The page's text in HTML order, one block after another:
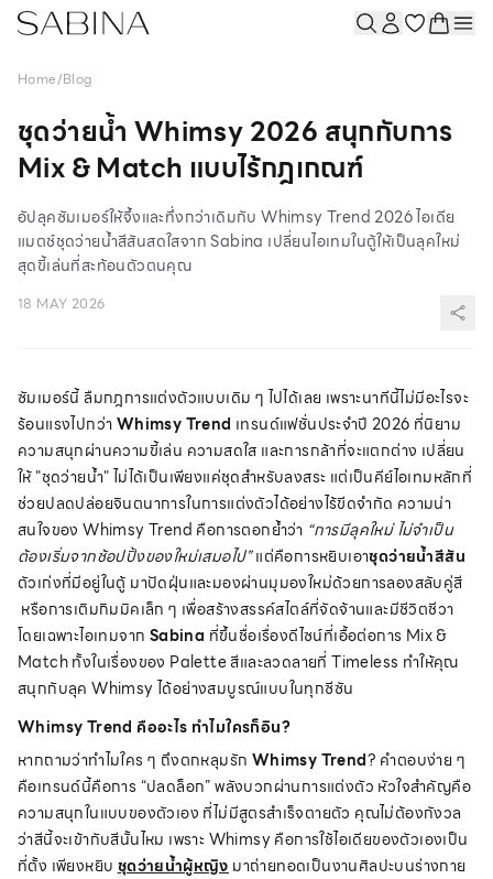
Home/Blog
ชุดว่ายน้ำ Whimsy 2026 สนุกกับการ
Mix & Match แบบไร้กฎเกณฑ์
อัปลุคซัมเมอร์ให้จึ้งและทึ่งกว่าเดิมกับ Whimsy Trend 2026 ไอเดีย
แมตช์ชุดว่ายน้ำสีสันสดใสจาก Sabina เปลี่ยนไอเทมในตู้ให้เป็นลุคใหม่
สุดขี้เล่นที่สะท้อนตัวตนคุณ
18 MAY 2026
ซัมเมอร์นี้ ลืมกฎการแต่งตัวแบบเดิม ๆ ไปได้เลย เพราะนาทีนี้ไม่มีอะไรจะ
ร้อนแรงไปกว่าWhimsy Trend เทรนด์แฟชั่นประจำปี 2026 ที่นิยาม
ความสนุกผ่านความขี้เล่น ความสดใส และการกล้าที่จะแตกต่าง เปลี่ยน
ให้ "ชุดว่ายน้ำ" ไม่ได้เป็นเพียงแค่ชุดสำหรับลงสระ แต่เป็นคีย์ไอเทมหลักที่
ช่วยปลดปล่อยจินตนาการในการแต่งตัวได้อย่างไร้ขีดจำกัด ความน่า
สนใจของ Whimsy Trend คือการตอกย้ำว่า “การมีลุคใหม่ ไม่จำเป็น
ต้องเริ่มจากช้อปปิ้งของใหม่เสมอไป”แต่คือการหยิบเอาชุดว่ายน้ำสีสัน
ตัวเก่งที่มีอยู่ในตู้ มาปัดฝุ่นและมองผ่านมุมองใหม่ด้วยการลองสลับคู่สี
หรือการเติมกิมมิคเล็ก ๆ เพื่อสร้างสรรค์สไตล์ที่จัดจ้านและมีชีวิตชีวา
โดยเฉพาะไอเทมจาก Sabina ที่ขึ้นชื่อเรื่องดีไซน์ที่เอื้อต่อการ Mix &
Match ทั้งในเรื่องของ Palette สีและลวดลายที่ Timeless ทำให้คุณ
สนุกกับลุค Whimsy ได้อย่างสมบูรณ์แบบในทุกซีซัน
Whimsy Trend คืออะไร ทำไมใครก็อิน?
หากถามว่าทำไมใคร ๆ ถึงตกหลุมรัก Whimsy Trend? คำตอบง่าย ๆ
คือเทรนด์นี้คือการ “ปลดล็อก” พลังบวกผ่านการแต่งตัว หัวใจสำคัญคือ
ความสนุกในแบบของตัวเอง ที่ไม่มีสูตรสำเร็จตายตัว คุณไม่ต้องกังวล
ว่าสีนี้จะเข้ากับสีนั้นไหม เพราะ Whimsy คือการใช้ไอเดียของตัวเองเป็น
ที่ตั้ง เพียงหยิบ ชุดว่ายน้ำผู้หญิง มาถ่ายทอดเป็นงานศิลปะบนร่างกาย